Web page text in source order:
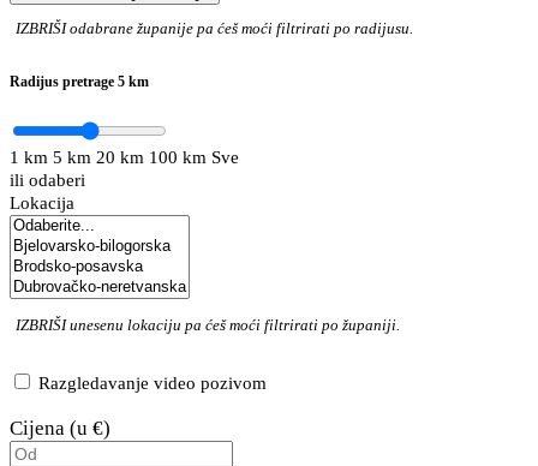
IZBRIŠIodabrane županije pa ćeš moći filtrirati po radijusu.
Radijus pretrage 5 km
1 km 5 km 20 km 100 km Sve
ili odaberi
Lokacija
IZBRIŠIunesenu lokaciju pa ćeš moći filtrirati po županiji.
Razgledavanje video pozivom
Cijena (u €)